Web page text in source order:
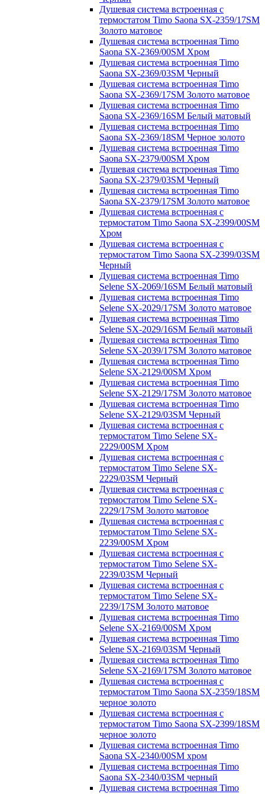
Душевая система встроенная с
термостатом Timo Saona SX-2359/17SM
Золото матовое
Душевая система встроенная Timo
Saona SX-2369/00SM Хром
Душевая система встроенная Timo
Saona SX-2369/03SM Черный
Душевая система встроенная Timo
Saona SX-2369/17SM Золото матовое
Душевая система встроенная Timo
Saona SX-2369/16SM Белый матовый
Душевая система встроенная Timo
Saona SX-2369/18SM Черное золото
Душевая система встроенная Timo
Saona SX-2379/00SM Хром
Душевая система встроенная Timo
Saona SX-2379/03SM Черный
Душевая система встроенная Timo
Saona SX-2379/17SM Золото матовое
Душевая система встроенная с
термостатом Timo Saona SX-2399/00SM
Хром
Душевая система встроенная с
термостатом Timo Saona SX-2399/03SM
Черный
Душевая система встроенная Timo
Selene SX-2069/16SM Белый матовый
Душевая система встроенная Timo
Selene SX-2029/17SM Золото матовое
Душевая система встроенная Timo
Selene SX-2029/16SM Белый матовый
Душевая система встроенная Timo
Selene SX-2039/17SM Золото матовое
Душевая система встроенная Timo
Selene SX-2129/00SM Хром
Душевая система встроенная Timo
Selene SX-2129/17SM Золото матовое
Душевая система встроенная Timo
Selene SX-2129/03SM Черный
Душевая система встроенная с
термостатом Timo Selene SX-
2229/00SM Хром
Душевая система встроенная с
термостатом Timo Selene SX-
2229/03SM Черный
Душевая система встроенная с
термостатом Timo Selene SX-
2229/17SM Золото матовое
Душевая система встроенная с
термостатом Timo Selene SX-
2239/00SM Хром
Душевая система встроенная с
термостатом Timo Selene SX-
2239/03SM Черный
Душевая система встроенная с
термостатом Timo Selene SX-
2239/17SM Золото матовое
Душевая система встроенная Timo
Selene SX-2169/00SM Хром
Душевая система встроенная Timo
Selene SX-2169/03SM Черный
Душевая система встроенная Timo
Selene SX-2169/17SM Золото матовое
Душевая система встроенная с
термостатом Timo Saona SX-2359/18SM
черное золото
Душевая система встроенная с
термостатом Timo Saona SX-2399/18SM
черное золото
Душевая система встроенная Timo
Saona SX-2340/00SM хром
Душевая система встроенная Timo
Saona SX-2340/03SM черный
Душевая система встроенная Timo